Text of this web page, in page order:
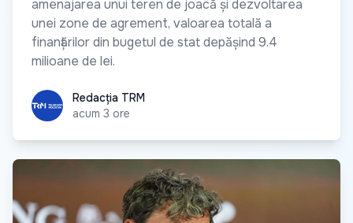
amenajarea unui teren de joacă și dezvoltarea
unei zone de agrement, valoarea totală a
finanțărilor din bugetul de stat depășind 9.4
milioane de lei.
Redacția TRM
Redacția TRM
acum 3 ore